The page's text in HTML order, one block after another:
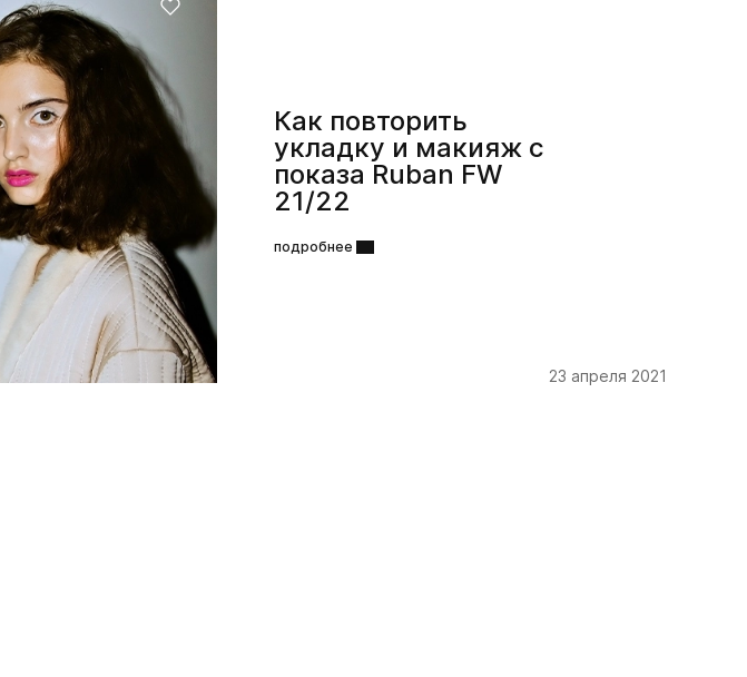
Как повторить
укладку и макияж с
показа Ruban FW
21/22
подробнее
23 апреля 2021